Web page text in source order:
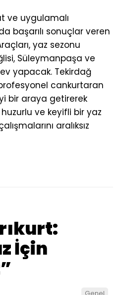
ve uygulamalı
başarılı sonuçlar veren
yaz sezonu
Süleymanpaşa ve
yapacak. Tekirdağ
cankurtaran
bir araya getirerek
ve keyifli bir yaz
aralıksız
İçin